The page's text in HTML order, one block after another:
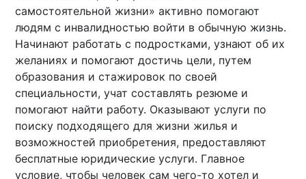
самостоятельной жизни» активно помогают
людям с инвалидностью войти в обычную жизнь.
Начинают работать с подростками, узнают об их
желаниях и помогают достичь цели, путем
образования и стажировок по своей
специальности, учат составлять резюме и
помогают найти работу. Оказывают услуги по
поиску подходящего для жизни жилья и
возможностей приобретения, предоставляют
бесплатные юридические услуги. Главное
условие, чтобы человек сам чего-то хотел и